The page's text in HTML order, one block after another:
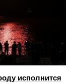
исполнится